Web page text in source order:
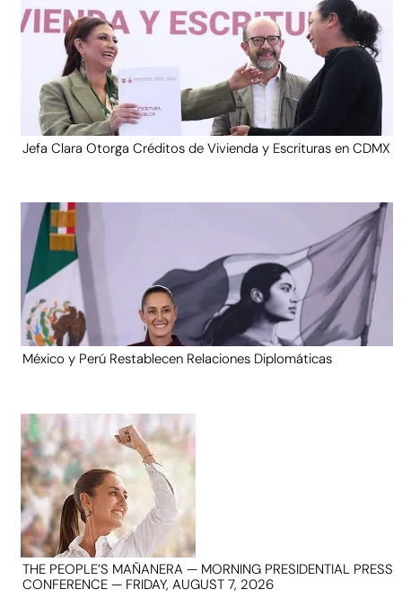
Jefa Clara Otorga Créditos de Vivienda y Escrituras en CDMX
México y Perú Restablecen Relaciones Diplomáticas
THE PEOPLE’S MAÑANERA — MORNING PRESIDENTIAL PRESS
CONFERENCE — FRIDAY, AUGUST 7, 2026